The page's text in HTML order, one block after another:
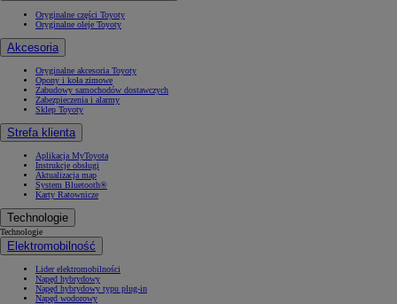
Oryginalne części Toyoty
Oryginalne oleje Toyoty
Akcesoria
Oryginalne akcesoria Toyoty
Opony i koła zimowe
Zabudowy samochodów dostawczych
Zabezpieczenia i alarmy
Sklep Toyoty
Strefa klienta
Aplikacja MyToyota
Instrukcje obsługi
Aktualizacja map
System Bluetooth®
Karty Ratownicze
Technologie
Technologie
Elektromobilność
Lider elektromobilności
Napęd hybrydowy
Napęd hybrydowy typu plug-in
Napęd wodorowy